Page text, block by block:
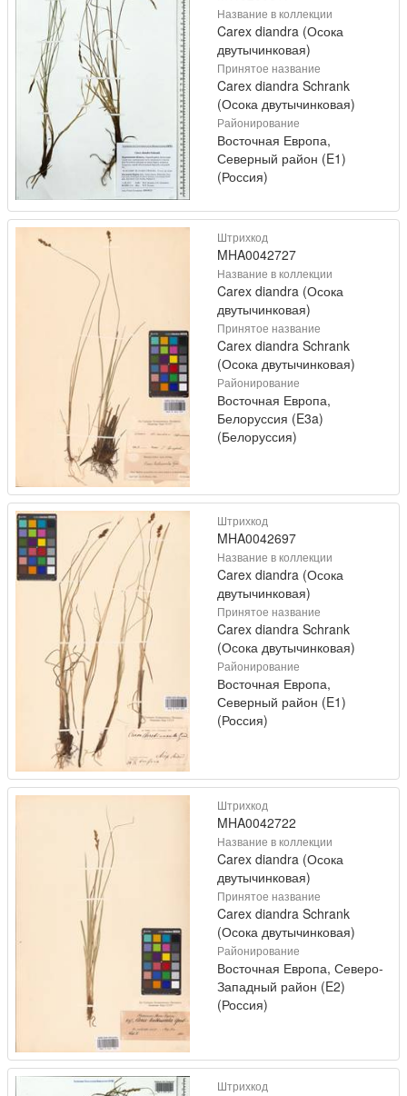
Название в коллекции
Carex diandra (Осока
двутычинковая)
Принятое название
Carex diandra Schrank
(Осока двутычинковая)
Районирование
Восточная Европа,
Северный район (E1)
(Россия)
Штрихкод
MHA0042727
Название в коллекции
Carex diandra (Осока
двутычинковая)
Принятое название
Carex diandra Schrank
(Осока двутычинковая)
Районирование
Восточная Европа,
Белоруссия (E3a)
(Белоруссия)
Штрихкод
MHA0042697
Название в коллекции
Carex diandra (Осока
двутычинковая)
Принятое название
Carex diandra Schrank
(Осока двутычинковая)
Районирование
Восточная Европа,
Северный район (E1)
(Россия)
Штрихкод
MHA0042722
Название в коллекции
Carex diandra (Осока
двутычинковая)
Принятое название
Carex diandra Schrank
(Осока двутычинковая)
Районирование
Восточная Европа, Северо-
Западный район (E2)
(Россия)
Штрихкод